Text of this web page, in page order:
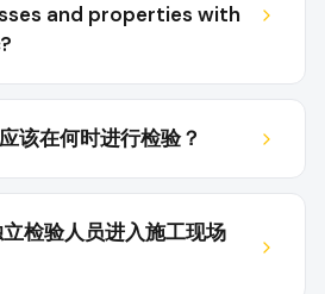
and properties with
该在何时进行检验？
检验人员进入施工现场